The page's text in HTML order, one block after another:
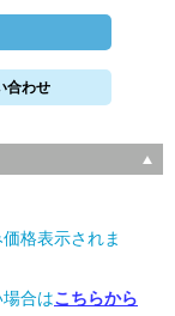
合わせ
格表示されま
合はこちらから